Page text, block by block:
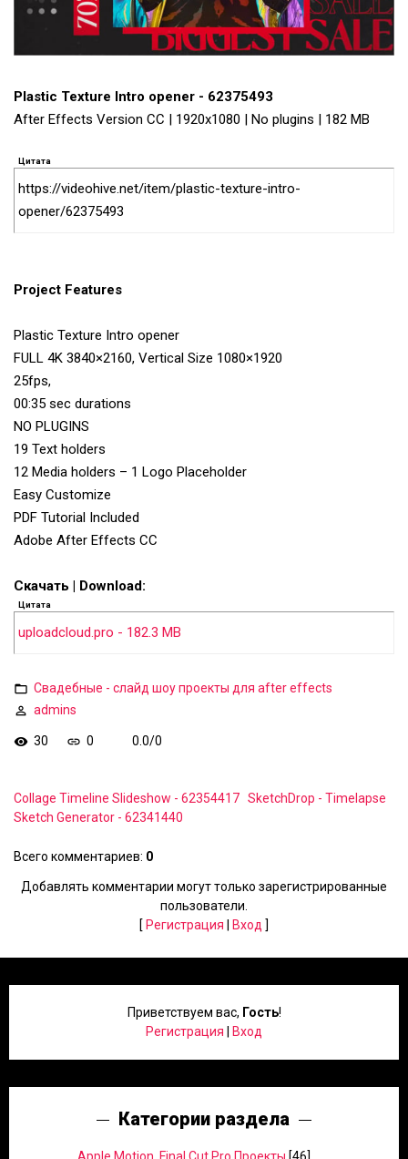
Plastic Texture Intro opener - 62375493
After Effects Version CC | 1920x1080 | No plugins | 182 MB
Цитата
https://videohive.net/item/plastic-texture-intro-
opener/62375493
Project Features
Plastic Texture Intro opener
FULL 4K 3840×2160, Vertical Size 1080×1920
25fps,
00:35 sec durations
NO PLUGINS
19 Text holders
12 Media holders – 1 Logo Placeholder
Easy Customize
PDF Tutorial Included
Adobe After Effects CC
Скачать | Download:
Цитата
uploadcloud.pro - 182.3 MB
Свадебные - слайд шоу проекты для after effects
admins
30 0 0.0/0
Collage Timeline Slideshow - 62354417 SketchDrop - Timelapse
Sketch Generator - 62341440
Всего комментариев: 0
Добавлять комментарии могут только зарегистрированные
пользователи.
[ Регистрация Вход ]
Приветствуем вас, Гость!
Регистрация
Вход
Категории раздела